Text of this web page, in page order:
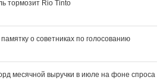
тормозит Rio Tinto
о советниках по голосованию
месячной выручки в июле на фоне спроса